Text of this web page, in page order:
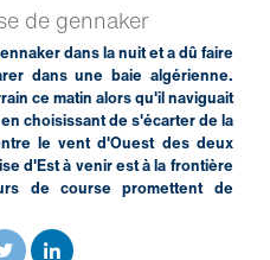
de gennaker
dans la nuit et a dû faire
dans une baie algérienne.
ce matin alors qu'il naviguait
choisissant de s'écarter de la
le vent d'Ouest des deux
d'Est à venir est à la frontière
de course promettent de